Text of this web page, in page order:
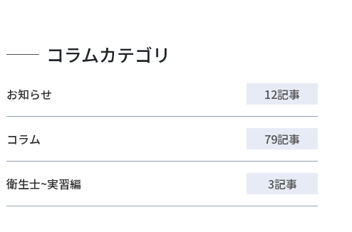
コラムカテゴリ
お知らせ 12記事
コラム 79記事
衛生士~実習編 3記事